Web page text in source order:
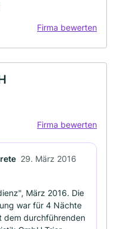
Firma bewerten
Firma bewerten
29. März 2016
März 2016. Die
war für 4 Nächte
dem durchführenden